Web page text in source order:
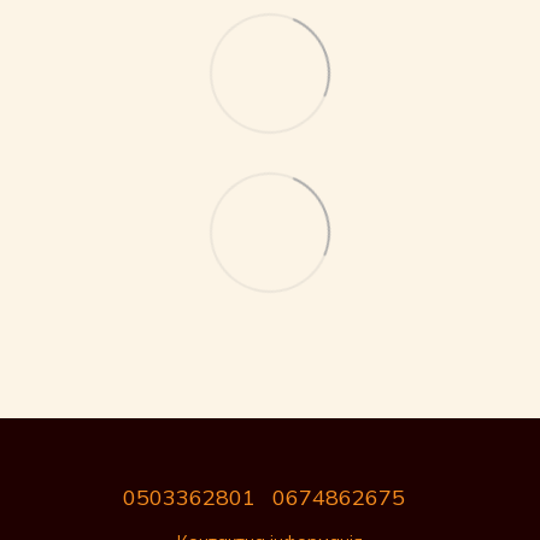
0503362801 0674862675